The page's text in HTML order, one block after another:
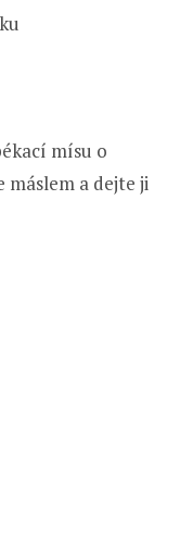
mísu o
máslem a dejte ji